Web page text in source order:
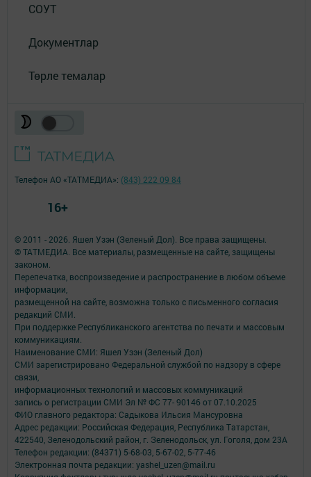
СОУТ
Документлар
Төрле темалар
© 2011 - 2026. Яшел Узэн (Зеленый Дол). Все права защищены.
© ТАТМЕДИА. Все материалы, размещенные на сайте, защищены
законом.
Перепечатка, воспроизведение и распространение в любом объеме
информации,
размещенной на сайте, возможна только с письменного согласия
редакций СМИ.
При поддержке Республиканского агентства по печати и массовым
коммуникациям.
Наименование СМИ: Яшел Узэн (Зеленый Дол)
СМИ зарегистрировано Федеральной службой по надзору в сфере
связи,
информационных технологий и массовых коммуникаций
запись о регистрации СМИ Эл № ФС 77- 90146 от 07.10.2025
ФИО главного редактора: Садыкова Ильсия Мансуровна
Адрес редакции: Российская Федерация, Республика Татарстан,
422540, Зеленодольский район, г. Зеленодольск, ул. Гоголя, дом 23А
Телефон редакции: (84371) 5-68-03, 5-67-02, 5-77-46
Электронная почта редакции: yashel_uzen@mail.ru
Телефон АО «ТАТМЕДИА»: (843) 222 09 84
16+